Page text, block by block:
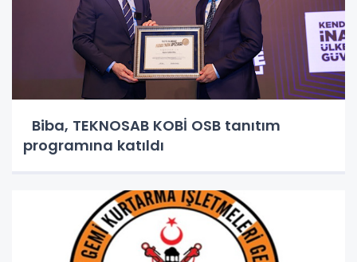
Biba, TEKNOSAB KOBİ OSB tanıtım
programına katıldı